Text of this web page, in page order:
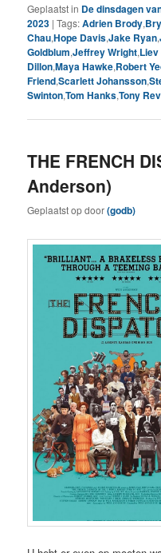
Geplaatst in De dinsdagen
2023 |Tags:Adrien Brody,
Chau,Hope Davis,Jake Ryan,
Goldblum,Jeffrey Wright,
Dillon,Maya Hawke,Robert
Friend,Scarlett Johansson,
Swinton,Tom Hanks,Tony
THE FRENCH
Anderson)
Geplaatst opdoor(godb)